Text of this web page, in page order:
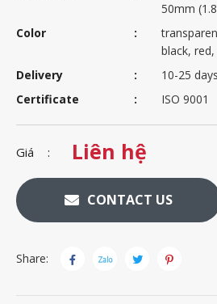
50mm
Color
black,
Delivery
10-25 days
Certificate
ISO 9001
Giá Liên hệ
CONTACT US
Share: